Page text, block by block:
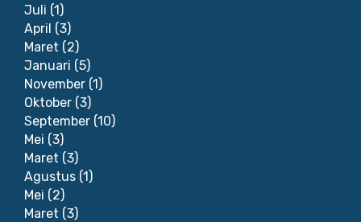
Juli (1)
April (3)
Maret (2)
Januari (5)
November (1)
Oktober (3)
September (10)
Mei (3)
Maret (3)
Agustus (1)
Mei (2)
Maret (3)